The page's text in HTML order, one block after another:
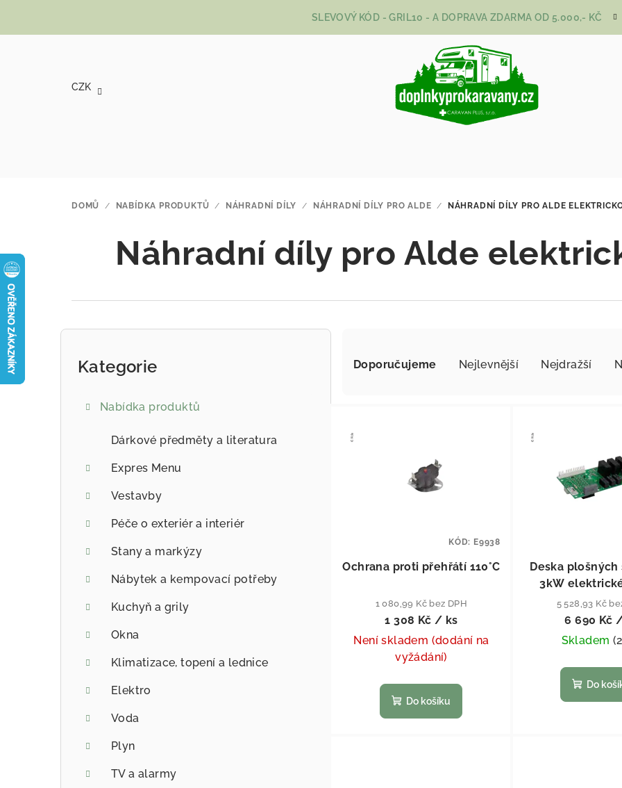
SLEVOVÝ KÓD - GRIL10 - A DOPRAVA ZDARMA OD 5.000,- KČ
CZK
DOMŮ / NABÍDKA PRODUKTŮ / NÁHRADNÍ DÍLY / NÁHRADNÍ DÍLY PRO ALDE / NÁHRADNÍ DÍLY PRO ALDE
Náhradní díly pro Alde
Postranní panel
Přeskočit kategorie
Kategorie
Nabídka produktů
Dárkové předměty a literatura
Expres Menu
Vestavby
Péče o exteriér a interiér
Stany a markýzy
Nábytek a kempovací potřeby
Kuchyň a grily
Okna
Klimatizace, topení a lednice
Elektro
Voda
Plyn
TV a alarmy
Doporučujeme Nejlevnější Nejdražší
Výpis produktů
Ochrana proti přehřátí 110°C
1 080,99 Kč bez DPH
1 308 Kč / ks
Není skladem (dodání na
vyžádání)
Do košíku
KÓD: E9938
Deska
3kW
5 528,93 Kč
6 690 Kč /
Skladem (
Do